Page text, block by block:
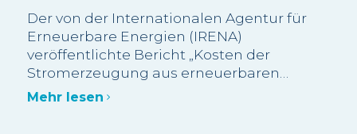
Der von der Internationalen Agentur für
Erneuerbare Energien (IRENA)
veröffentlichte Bericht „Kosten der
Stromerzeugung aus erneuerbaren
Energien im Jahr 2025“ schätzt, dass mehr
Mehr lesen